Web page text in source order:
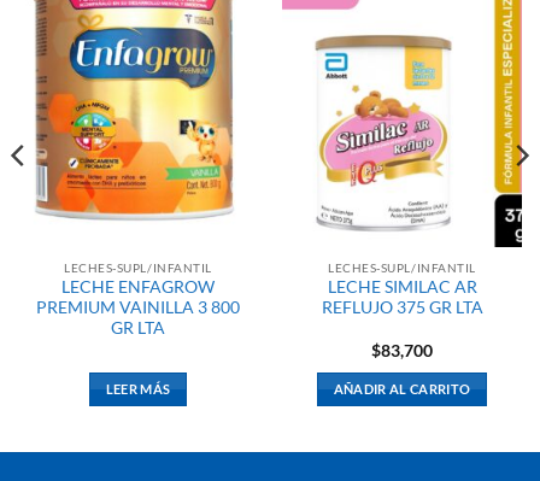
LECHES-SUPL/INFANTIL
LECHE ENFAGROW
PREMIUM VAINILLA 3 800
GR LTA
LEER MÁS
LECHES-SUPL/INFANTIL
LECHE SIMILAC AR
REFLUJO 375 GR LTA
$83,700
AÑADIR AL CARRITO